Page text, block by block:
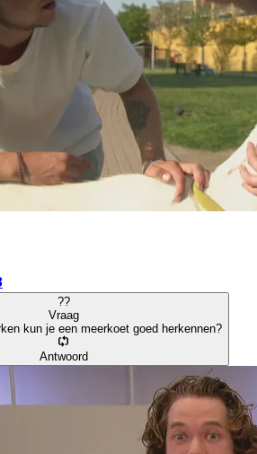
??
Vraag
kun je een meerkoet goed herkennen?
Antwoord